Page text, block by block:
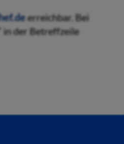
erreichbar. Bei
in der Betreffzeile